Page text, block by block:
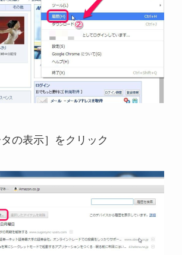
タの表示］をクリック